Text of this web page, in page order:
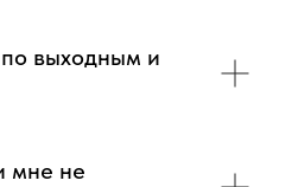
выходным и
мне не